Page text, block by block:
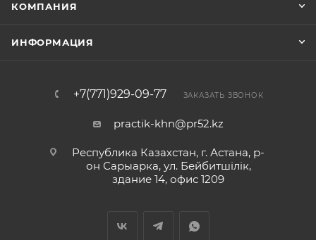
КОМПАНИЯ
ИНФОРМАЦИЯ
+7(771)929-09-77 ЗАКАЗАТЬ ЗВОНОК
practik-khn@pr52.kz
Республика Казахстан, г. Астана, р-
он Сарыарка, ул. Бейбитшiлiк,
здание 14, офис 1209